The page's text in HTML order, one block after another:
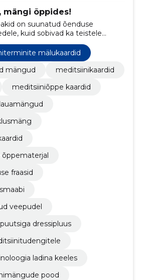
mängi õppides!
on suunatud õenduse
kuid sobivad ka teistele
mälukaardid
mängud
meditsiinikaardid
meditsiiniõppe kaardid
fraasid
veepudel
dressipluus
ladina keeles
pood